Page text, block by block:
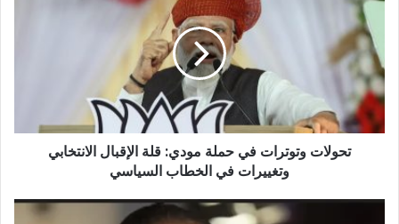
حملة
مودي:
قلة
الإقبال
الانتخابي
وتغييرات
تحولات وتوترات في حملة مودي: قلة الإقبال الانتخابي
وتغييرات في الخطاب السياسي